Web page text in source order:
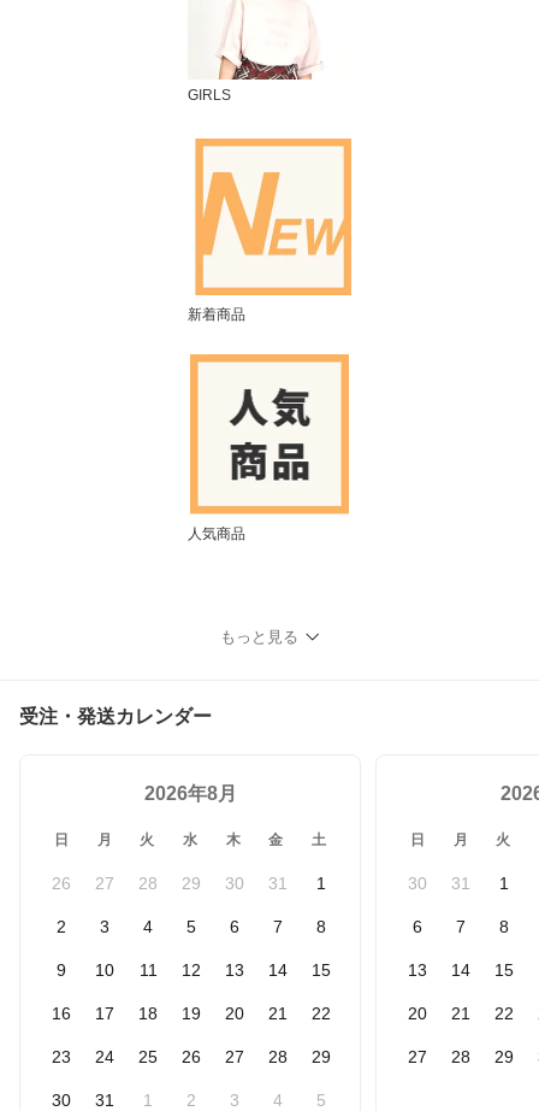
GIRLS
新着商品
人気商品
もっと見る
受注・発送カレンダー
2026年8月
日 月 火 水 木 金 土
26 27 28 29 30 31 1
2 3 4 5 6 7 8
9 10 11 12 13 14 15
16 17 18 19 20 21 22
23 24 25 26 27 28 29
30 31 1 2 3 4 5
日 月 火
30 31 1
6 7 8
13 14 15
20 21 22
27 28 29